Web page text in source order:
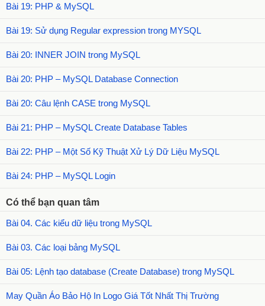
Bài 19: PHP & MySQL
Bài 19: Sử dụng Regular expression trong MYSQL
Bài 20: INNER JOIN trong MySQL
Bài 20: PHP – MySQL Database Connection
Bài 20: Câu lệnh CASE trong MySQL
Bài 21: PHP – MySQL Create Database Tables
Bài 22: PHP – Một Số Kỹ Thuật Xử Lý Dữ Liệu MySQL
Bài 24: PHP – MySQL Login
Có thể bạn quan tâm
Bài 04. Các kiểu dữ liệu trong MySQL
Bài 03. Các loại bảng MySQL
Bài 05: Lệnh tạo database (Create Database) trong MySQL
May Quần Áo Bảo Hộ In Logo Giá Tốt Nhất Thị Trường